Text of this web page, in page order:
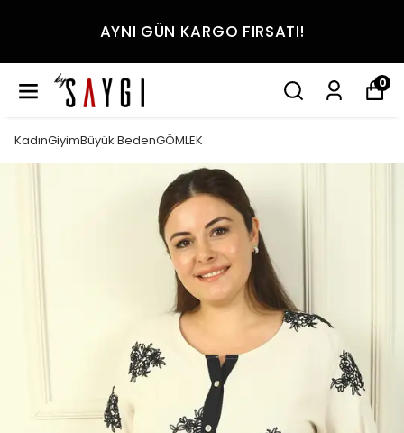
AYNI GÜN KARGO FIRSATI!
0
KadınGiyimBüyük BedenGÖMLEK